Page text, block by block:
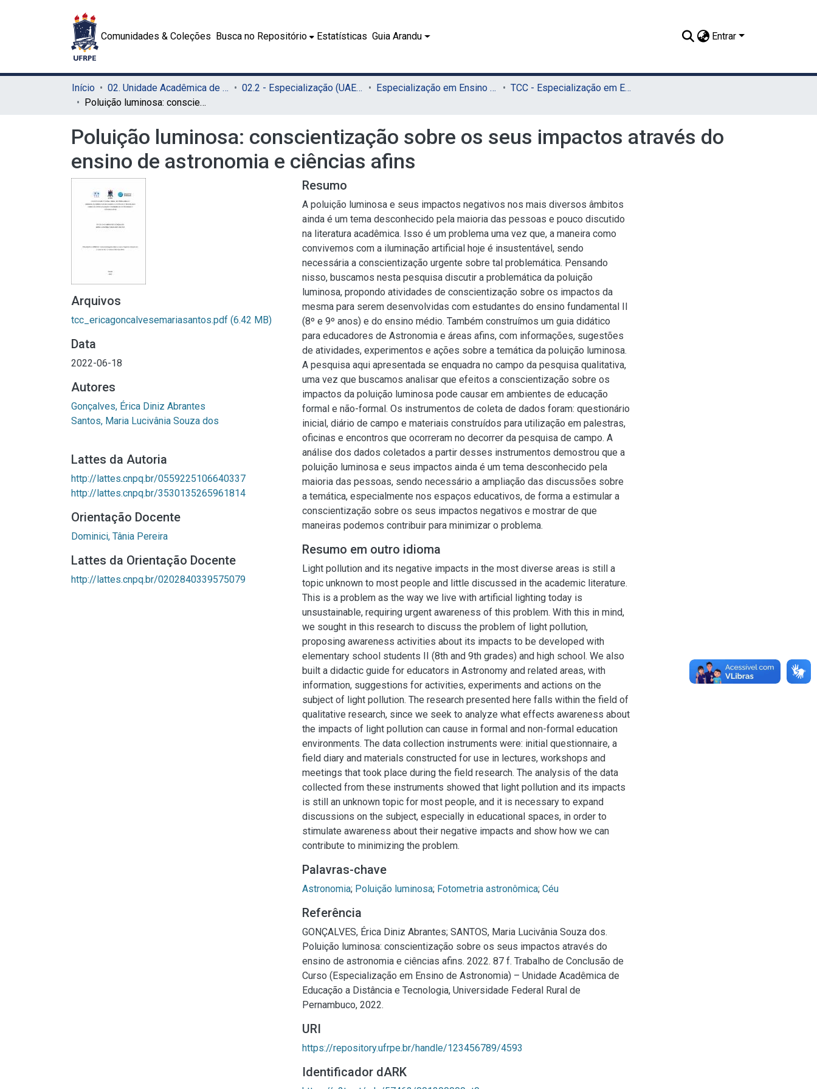
Comunidades & Coleções Busca no Repositório Estatísticas Guia Arandu Entrar
Início 02. Unidade Acadêmica de Educação a Distância e Tecnologia (UAEADTec) 02.2 - Especialização (UAEADTec) Especialização em Ensino de Astronomia (UAEADTec)
TCC - Especialização em Ensino de Astronomia (UAEADTec)
Poluição luminosa: conscientização sobre os seus impactos através do ensino de astronomia e ciências afins
Poluição luminosa: conscientização sobre os seus impactos através do
ensino de astronomia e ciências afins
Arquivos
tcc_ericagoncalvesemariasantos.pdf (6.42 MB)
Data
2022-06-18
Autores
Gonçalves, Érica Diniz Abrantes
Santos, Maria Lucivânia Souza dos
Lattes da Autoria
http://lattes.cnpq.br/0559225106640337
http://lattes.cnpq.br/3530135265961814
Orientação Docente
Dominici, Tânia Pereira
Lattes da Orientação Docente
http://lattes.cnpq.br/0202840339575079
Resumo
A poluição luminosa e seus impactos negativos nos mais diversos âmbitos
ainda é um tema desconhecido pela maioria das pessoas e pouco discutido
na literatura acadêmica. Isso é um problema uma vez que, a maneira como
convivemos com a iluminação artificial hoje é insustentável, sendo
necessária a conscientização urgente sobre tal problemática. Pensando
nisso, buscamos nesta pesquisa discutir a problemática da poluição
luminosa, propondo atividades de conscientização sobre os impactos da
mesma para serem desenvolvidas com estudantes do ensino fundamental II
(8º e 9º anos) e do ensino médio. Também construímos um guia didático
para educadores de Astronomia e áreas afins, com informações, sugestões
de atividades, experimentos e ações sobre a temática da poluição luminosa.
A pesquisa aqui apresentada se enquadra no campo da pesquisa qualitativa,
uma vez que buscamos analisar que efeitos a conscientização sobre os
impactos da poluição luminosa pode causar em ambientes de educação
formal e não-formal. Os instrumentos de coleta de dados foram: questionário
inicial, diário de campo e materiais construídos para utilização em palestras,
oficinas e encontros que ocorreram no decorrer da pesquisa de campo. A
análise dos dados coletados a partir desses instrumentos demostrou que a
poluição luminosa e seus impactos ainda é um tema desconhecido pela
maioria das pessoas, sendo necessário a ampliação das discussões sobre
a temática, especialmente nos espaços educativos, de forma a estimular a
conscientização sobre os seus impactos negativos e mostrar de que
maneiras podemos contribuir para minimizar o problema.
Resumo em outro idioma
Light pollution and its negative impacts in the most diverse areas is still a
topic unknown to most people and little discussed in the academic literature.
This is a problem as the way we live with artificial lighting today is
unsustainable, requiring urgent awareness of this problem. With this in mind,
we sought in this research to discuss the problem of light pollution,
proposing awareness activities about its impacts to be developed with
elementary school students II (8th and 9th grades) and high school. We also
built a didactic guide for educators in Astronomy and related areas, with
information, suggestions for activities, experiments and actions on the
subject of light pollution. The research presented here falls within the field of
qualitative research, since we seek to analyze what effects awareness about
the impacts of light pollution can cause in formal and non-formal education
environments. The data collection instruments were: initial questionnaire, a
field diary and materials constructed for use in lectures, workshops and
meetings that took place during the field research. The analysis of the data
collected from these instruments showed that light pollution and its impacts
is still an unknown topic for most people, and it is necessary to expand
discussions on the subject, especially in educational spaces, in order to
stimulate awareness about their negative impacts and show how we can
contribute to minimizing the problem.
Palavras-chave
Astronomia; Poluição luminosa; Fotometria astronômica; Céu
Referência
GONÇALVES, Érica Diniz Abrantes; SANTOS, Maria Lucivânia Souza dos.
Poluição luminosa: conscientização sobre os seus impactos através do
ensino de astronomia e ciências afins. 2022. 87 f. Trabalho de Conclusão de
Curso (Especialização em Ensino de Astronomia) – Unidade Acadêmica de
Educação a Distância e Tecnologia, Universidade Federal Rural de
Pernambuco, 2022.
URI
https://repository.ufrpe.br/handle/123456789/4593
Identificador dARK